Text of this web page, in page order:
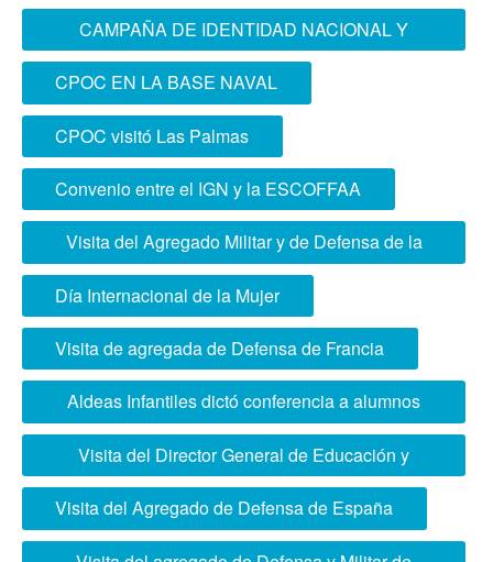
ESTADOS UNIDOS DE AMÉRICA VISITÓ LA
ESCOFFAA
CAMPAÑA DE IDENTIDAD NACIONAL Y
CIUDADANÍA EN COLEGIO SOYER
CPOC EN LA BASE NAVAL
CPOC visitó Las Palmas
Convenio entre el IGN y la ESCOFFAA
Visita del Agregado Militar y de Defensa de la
República Argentina
Día Internacional de la Mujer
Visita de agregada de Defensa de Francia
Aldeas Infantiles dictó conferencia a alumnos
ESCOFFAA
Visita del Director General de Educación y
Doctrina del Ministerio de Defensa
Visita del Agregado de Defensa de España